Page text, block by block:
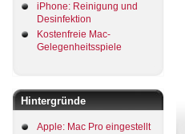
iPhone: Reinigung und
Desinfektion
Kostenfreie Mac-
Gelegenheitsspiele
Hintergründe
Apple: Mac Pro eingestellt